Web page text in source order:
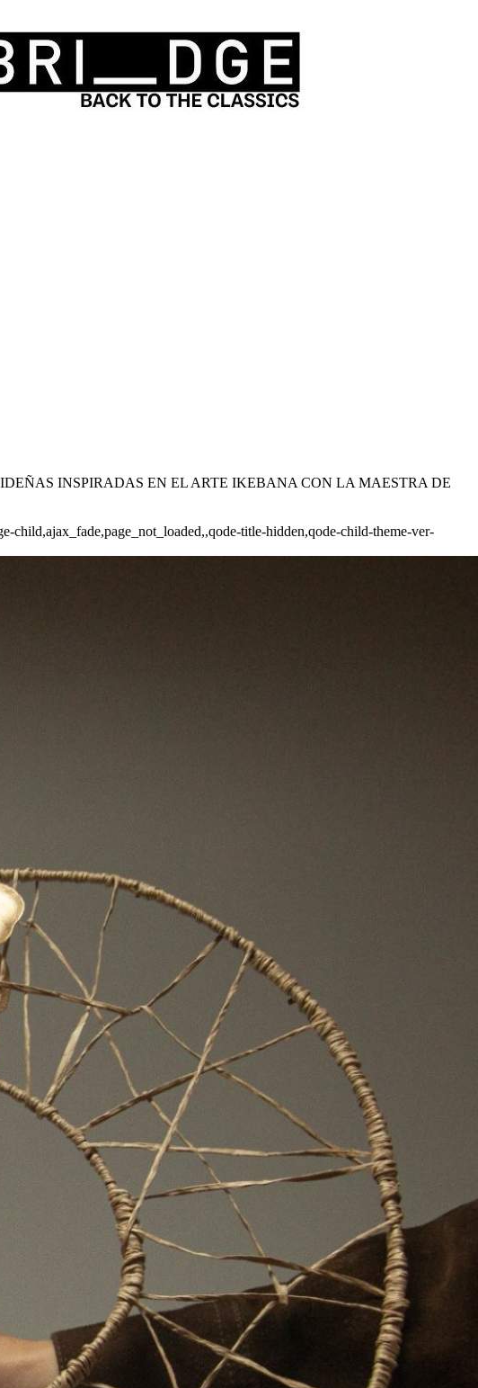
INSPIRADAS EN EL ARTE IKEBANA CON LA MAESTRA DE
child,ajax_fade,page_not_loaded,,qode-title-hidden,qode-child-theme-ver-